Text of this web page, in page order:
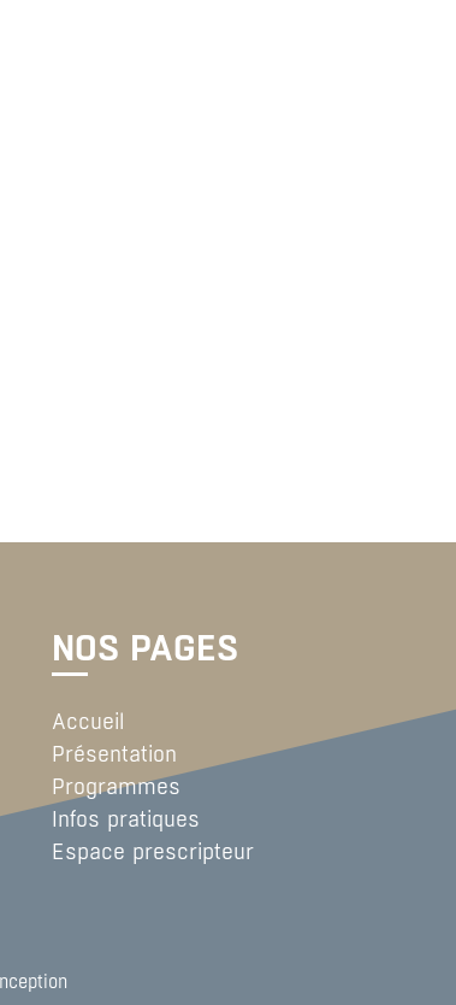
NOS PAGES
Accueil
Présentation
Programmes
Infos pratiques
Espace prescripteur